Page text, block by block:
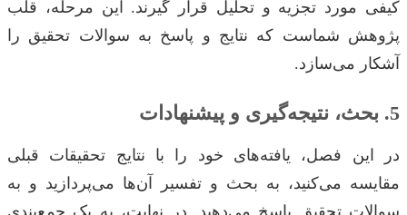
کیفی مورد تجزیه و تحلیل قرار گیرند. این مرحله، قلب
پژوهش شماست که نتایج و پاسخ به سوالات تحقیق را
آشکار می‌سازد.
5. بحث، نتیجه‌گیری و پیشنهادات
در این فصل، یافته‌های خود را با نتایج تحقیقات قبلی
مقایسه می‌کنید، به بحث و تفسیر آن‌ها می‌پردازید و به
سوالات تحقیق پاسخ می‌دهید. در نهایت، به یک جمع‌بندی